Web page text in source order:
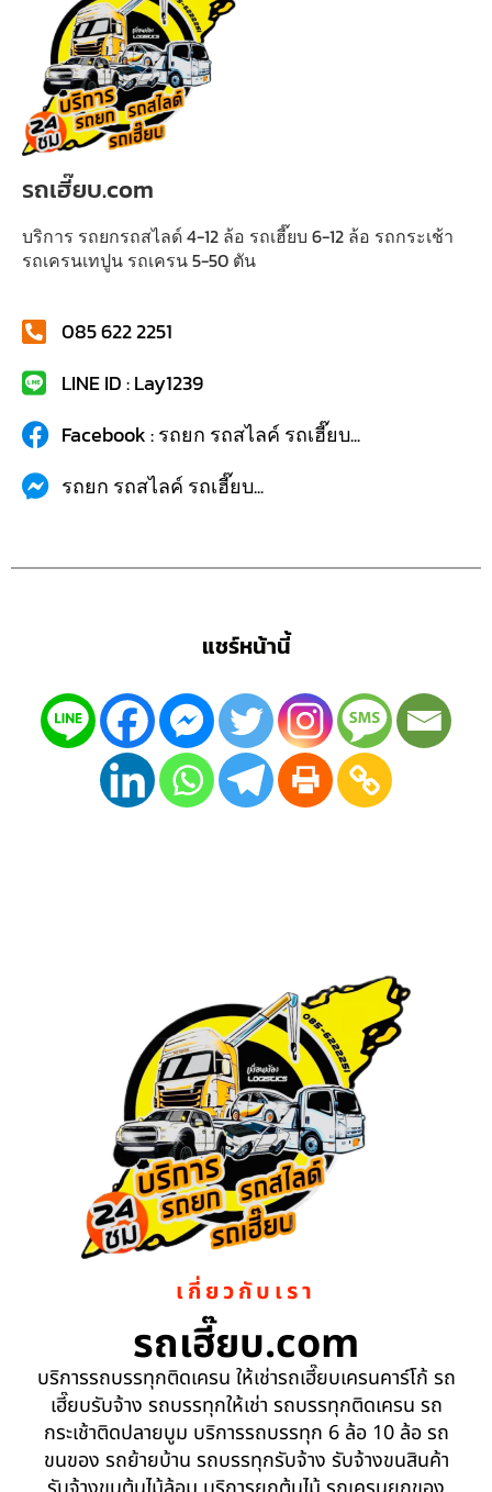
รถเฮี๊ยบ.com
บริการ รถยกรถสไลด์ 4-12 ล้อ รถเฮี๊ยบ 6-12 ล้อ รถกระเช้า
รถเครนเทปูน รถเครน 5-50 ตัน
085 622 2251
LINE ID : Lay1239
Facebook : รถยก รถสไลค์ รถเฮี๊ยบ...
รถยก รถสไลค์ รถเฮี๊ยบ...
แชร์หน้านี้
เกี่ยวกับเรา
รถเฮี๊ยบ.com
บริการรถบรรทุกติดเครน ให้เช่ารถเฮี๊ยบเครนคาร์โก้ รถ
เฮี๊ยบรับจ้าง รถบรรทุกให้เช่า รถบรรทุกติดเครน รถ
กระเช้าติดปลายบูม บริการรถบรรทุก 6 ล้อ 10 ล้อ รถ
ขนของ รถย้ายบ้าน รถบรรทุกรับจ้าง รับจ้างขนสินค้า